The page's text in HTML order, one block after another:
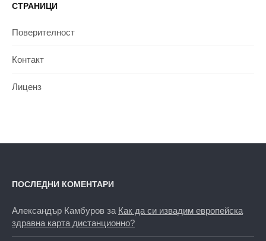
СТРАНИЦИ
Поверителност
Контакт
Лиценз
ПОСЛЕДНИ КОМЕНТАРИ
Александър Камбуров за Как да си извадим европейска
здравна карта дистанционно?